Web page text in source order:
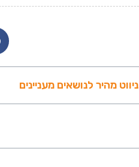
ניווט מהיר לנושאים מעניינים